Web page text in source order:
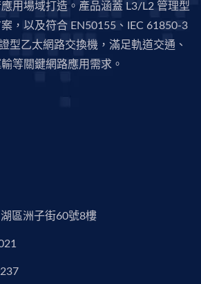
用場域打造。產品涵蓋 L3/L2 管理型
，以及符合 EN50155、IEC 61850-3
型乙太網路交換機，滿足軌道交通、
等關鍵網路應用需求。
區洲子街60號8樓